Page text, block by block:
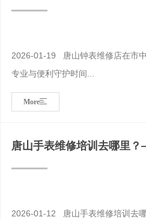
以专业与便利守护时间
2026-01-19 唐山钟表维修店在市
专业与便利守护时间...
More
唐山手表维修培训去哪里
心传承
2026-01-12 唐山手表维修培训去